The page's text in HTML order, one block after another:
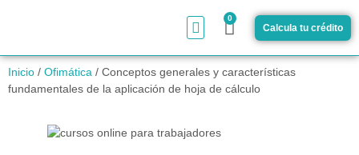
0
Calcula tu crédito
Inicio / Ofimática / Conceptos generales y características
fundamentales de la aplicación de hoja de cálculo